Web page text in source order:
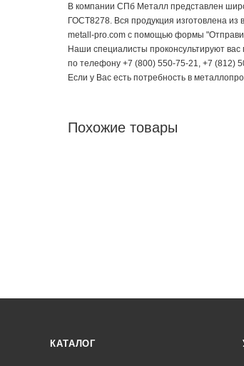
В компании СПб Металл представлен
ГОСТ8278. Вся продукция изготовлена
metall-pro.com с помощью формы
Наши специалисты проконсультируют
по телефону +7 (800) 550-75-21, +7 (812)
Если у Вас есть потребность в
Похожие товары
КАТАЛОГ